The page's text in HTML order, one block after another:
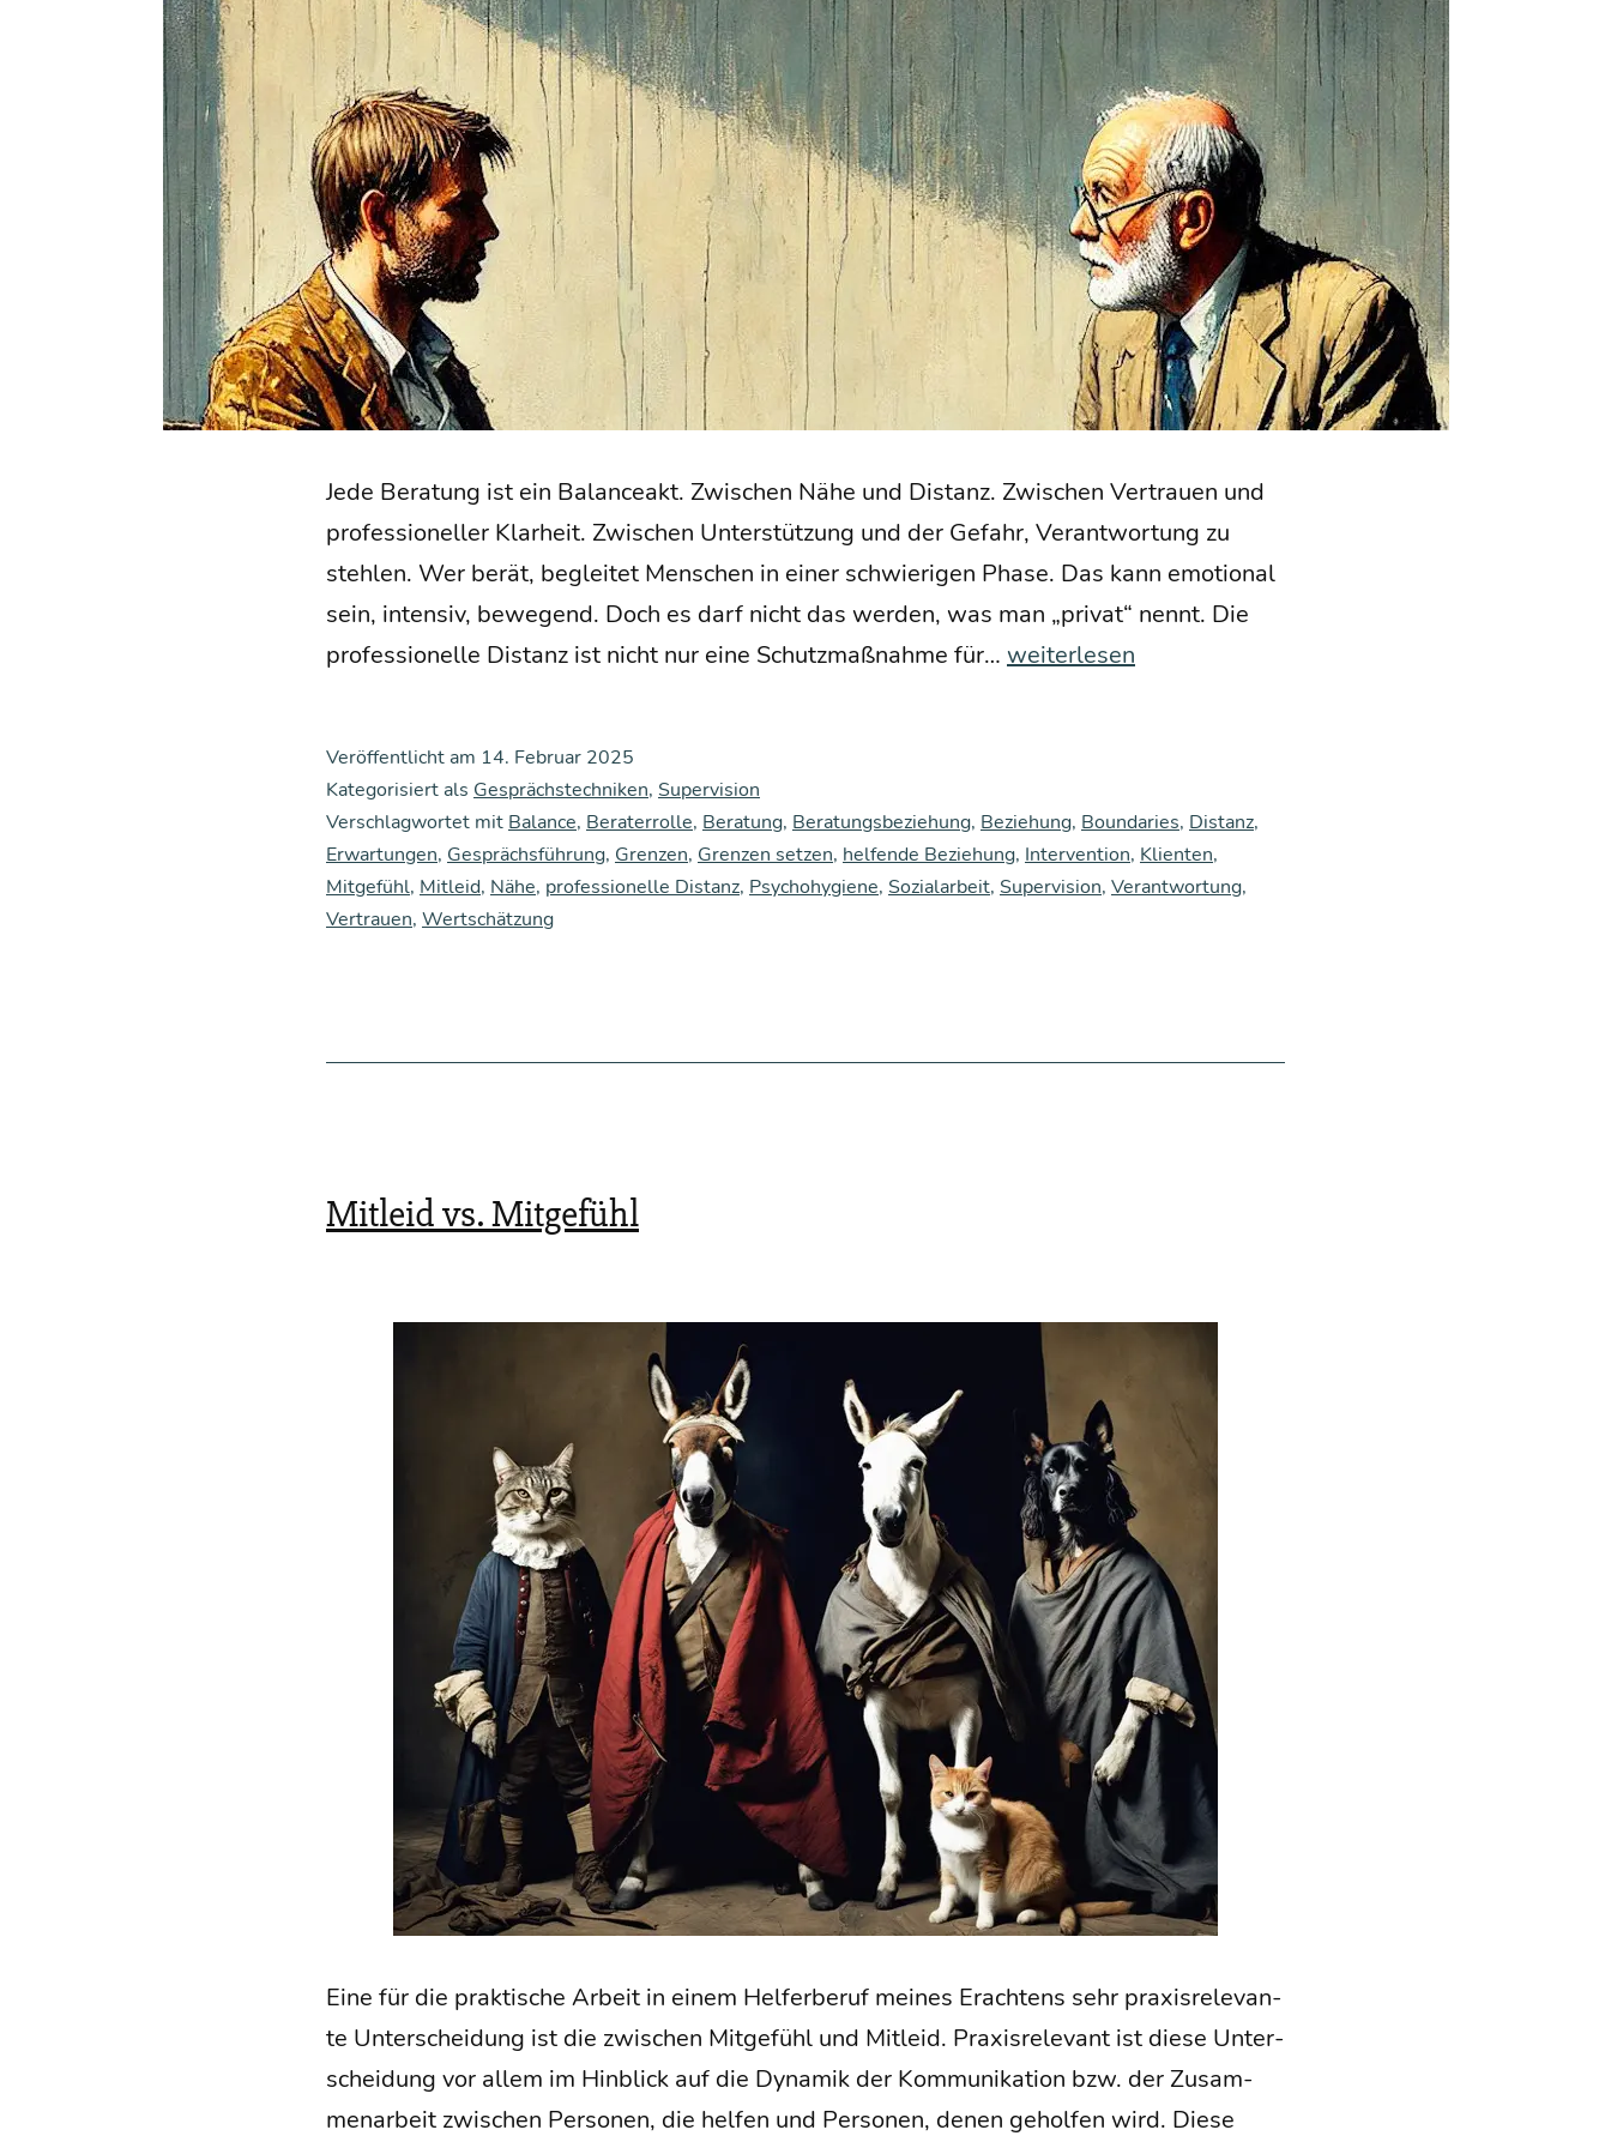
Jede Bera­tung ist ein Balan­ce­akt. Zwi­schen Nähe und Distanz. Zwi­schen Ver­trau­en und
pro­fes­sio­nel­ler Klar­heit. Zwi­schen Unter­stüt­zung und der Gefahr, Ver­ant­wor­tung zu
steh­len. Wer berät, beglei­tet Men­schen in einer schwie­ri­gen Pha­se. Das kann emo­tio­nal
sein, inten­siv, bewe­gend. Doch es darf nicht das wer­den, was man „pri­vat“ nennt. Die
pro­fes­sio­nel­le Distanz ist nicht nur eine Schutz­maß­nah­me für… Nähe
der
Bera­
tungs­
weiterlesen
Veröffentlicht am 14. Februar 2025
Kategorisiert als Gesprächstechniken, Supervision
Verschlagwortet mit Balance, Beraterrolle, Beratung, Beratungsbeziehung, Beziehung, Boundaries, Distanz,
Erwartungen, Gesprächsführung, Grenzen, Grenzen setzen, helfende Beziehung, Intervention, Klienten,
Mitgefühl, Mitleid, Nähe, professionelle Distanz, Psychohygiene, Sozialarbeit, Supervision, Verantwortung,
Vertrauen, Wertschätzung
Mitleid vs. Mitgefühl
Eine für die prak­ti­sche Arbeit in einem Hel­fer­be­ruf mei­nes Erach­tens sehr pra­xis­re­le­van­
te Unter­schei­dung ist die zwi­schen Mit­ge­fühl und Mit­leid. Pra­xis­re­le­vant ist die­se Unter­
schei­dung vor allem im Hin­blick auf die Dyna­mik der Kom­mu­ni­ka­ti­on bzw. der Zusam­
men­ar­beit zwi­schen Per­so­nen, die hel­fen und Per­so­nen, denen gehol­fen wird. Die­se